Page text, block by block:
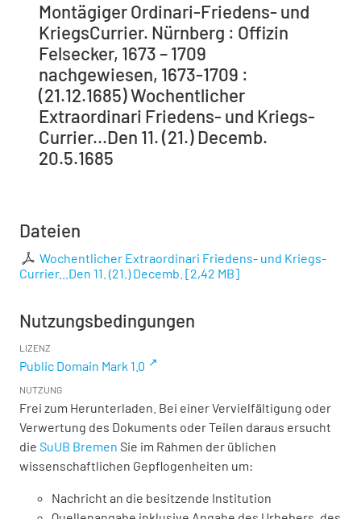
Montägiger Ordinari-Friedens- und
KriegsCurrier. Nürnberg : Offizin
Felsecker, 1673 – 1709
nachgewiesen, 1673-1709 :
(21.12.1685) Wochentlicher
Extraordinari Friedens- und Kriegs-
Currier...Den 11. (21.) Decemb.
20.5.1685
Dateien
Wochentlicher Extraordinari Friedens- und Kriegs-
Currier...Den 11. (21.) Decemb. [2,42 MB]
Nutzungsbedingungen
LIZENZ
Public Domain Mark 1.0
NUTZUNG
Frei zum Herunterladen. Bei einer Vervielfältigung oder
Verwertung des Dokuments oder Teilen daraus ersucht
die SuUB Bremen Sie im Rahmen der üblichen
wissenschaftlichen Gepflogenheiten um:
Nachricht an die besitzende Institution